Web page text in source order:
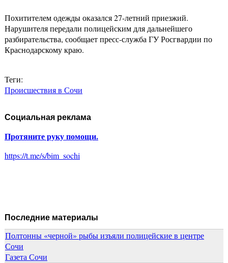
Похитителем одежды оказался 27-летний приезжий.
Нарушителя передали полицейским для дальнейшего
разбирательства, сообщает пресс-служба ГУ Росгвардии по
Краснодарскому краю.
Теги:
Происшествия в Сочи
Социальная реклама
Протяните руку помощи.
https://t.me/s/bim_sochi
Последние материалы
Полтонны «черной» рыбы изъяли полицейские в центре
Сочи
Газета Сочи